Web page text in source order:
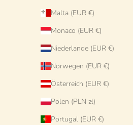
Malta (EUR €)
Monaco (EUR €)
Niederlande (EUR €)
Norwegen (EUR €)
Österreich (EUR €)
Polen (PLN zł)
Portugal (EUR €)
! Einzelstück ! ovale Servierplatte 35X23cm -
Angebot
€178 EUR